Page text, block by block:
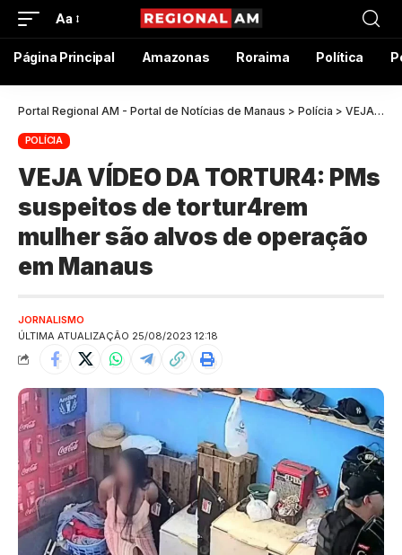
Aa
Página Principal Amazonas Roraima Política
Portal Regional AM - Portal de Notícias de Manaus > Polícia > VEJA VÍDEO DA TORTUR4: PMs suspeitos de tortur4rem mulher são alvos de operação em Manaus
POLÍCIA
VEJA VÍDEO DA TORTUR4: PMs
suspeitos de tortur4rem
mulher são alvos de operação
em Manaus
ÚLTIMA ATUALIZAÇÃO 25/08/2023 12:18
JORNALISMO